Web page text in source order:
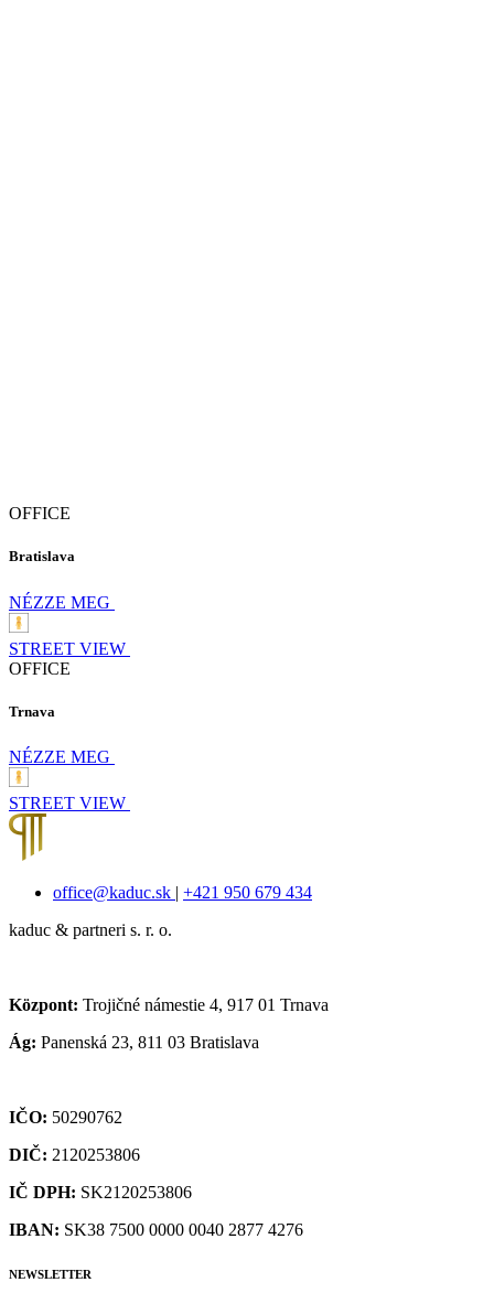
OFFICE
Bratislava
NÉZZE MEG
STREET VIEW
OFFICE
Trnava
NÉZZE MEG
STREET VIEW
office@kaduc.sk | +421 950 679 434
kaduc & partneri s. r. o.
Központ: Trojičné námestie 4, 917 01 Trnava
Ág: Panenská 23, 811 03 Bratislava
IČO: 50290762
DIČ: 2120253806
IČ DPH: SK2120253806
IBAN: SK38 7500 0000 0040 2877 4276
NEWSLETTER